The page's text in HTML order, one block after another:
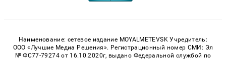
Наименование: сетевое издание MOYALMETEVSK Учредитель:
ООО «Лучшие Медиа Решения». Регистрационный номер СМИ: Эл
№ ФС77-79274 от 16.10.2020г, выдано Федеральной службой по